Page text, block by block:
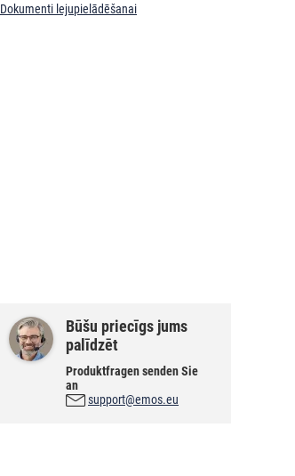
Dokumenti lejupielādēšanai
Būšu priecīgs jums
palīdzēt
Produktfragen senden Sie
an
support@emos.eu